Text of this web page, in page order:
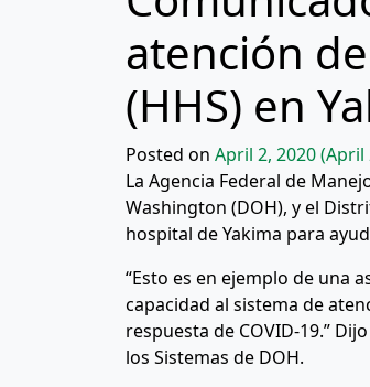
atención
(HHS) en
Posted on April 2, 2020(April
La Agencia Federal de
Washington (DOH), y el
hospital de Yakima para
“Esto es en ejemplo de una
capacidad al sistema de
respuesta de COVID-19.”
los Sistemas de DOH.